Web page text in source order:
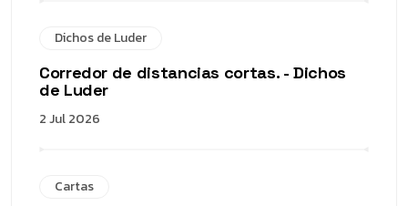
Dichos de Luder
Corredor de distancias cortas. - Dichos
de Luder
2 Jul 2026
Cartas